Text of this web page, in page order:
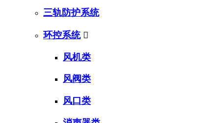
三轨防护系统
环控系统 
风机类
风阀类
风口类